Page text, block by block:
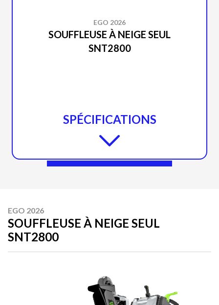
EGO 2026
SOUFFLEUSE À NEIGE SEUL
SNT2800
SPÉCIFICATIONS
EGO 2026
SOUFFLEUSE À NEIGE SEUL
SNT2800